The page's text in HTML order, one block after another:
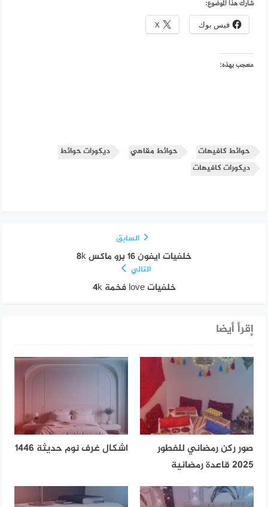
شارك هذا الموضوع:
فيس بوك X
معجب بهذه:
حوائط كافيهات حوائط مقاهي
ديكورات حوائط
ديكورات كافيهات
السابق
خلفيات ايفون 16 برو ماكس 8k
التالي
خلفيات love فخمة 4k
إقرأ أيضا
صور ركن رمضاني للفطور
2025 قاعدة رمضانية
اشكال غرف نوم حديثة 1446